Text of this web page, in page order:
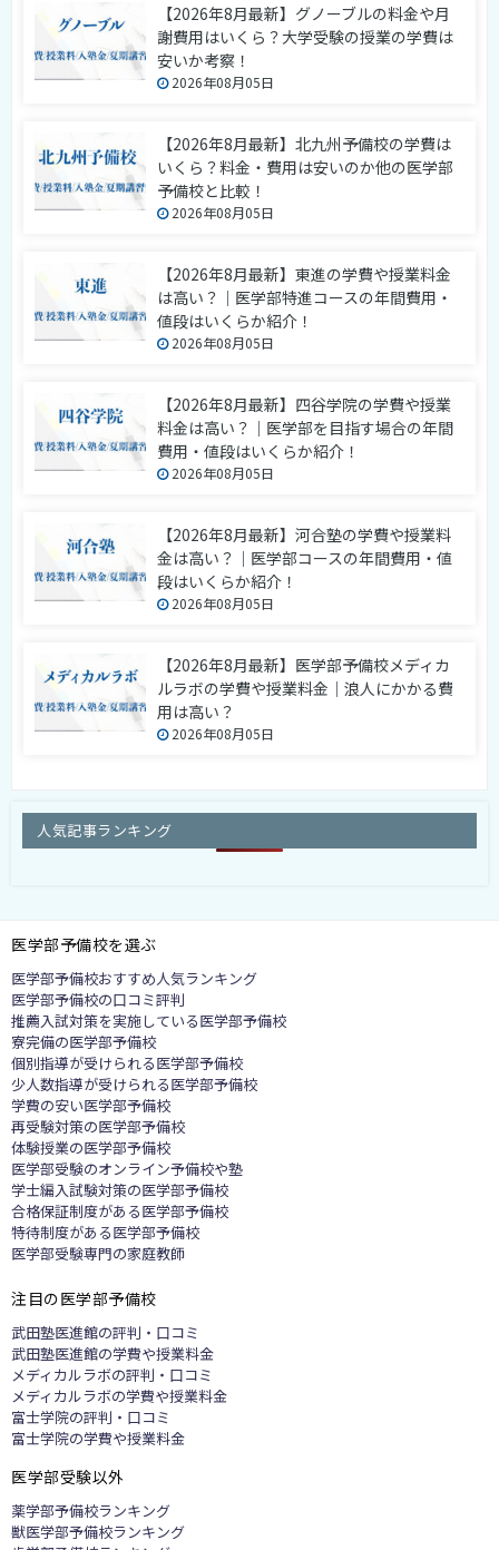
【2026年8月最新】グノーブルの料金や月
謝費用はいくら？大学受験の授業の学費は
安いか考察！
2026年08月05日
【2026年8月最新】北九州予備校の学費は
いくら？料金・費用は安いのか他の医学部
予備校と比較！
2026年08月05日
【2026年8月最新】東進の学費や授業料金
は高い？｜医学部特進コースの年間費用・
値段はいくらか紹介！
2026年08月05日
【2026年8月最新】四谷学院の学費や授業
料金は高い？｜医学部を目指す場合の年間
費用・値段はいくらか紹介！
2026年08月05日
【2026年8月最新】河合塾の学費や授業料
金は高い？｜医学部コースの年間費用・値
段はいくらか紹介！
2026年08月05日
【2026年8月最新】医学部予備校メディカ
ルラボの学費や授業料金｜浪人にかかる費
用は高い？
2026年08月05日
人気記事ランキング
医学部予備校を選ぶ
医学部予備校おすすめ人気ランキング
医学部予備校の口コミ評判
推薦入試対策を実施している医学部予備校
寮完備の医学部予備校
個別指導が受けられる医学部予備校
少人数指導が受けられる医学部予備校
学費の安い医学部予備校
再受験対策の医学部予備校
体験授業の医学部予備校
医学部受験のオンライン予備校や塾
学士編入試験対策の医学部予備校
合格保証制度がある医学部予備校
特待制度がある医学部予備校
医学部受験専門の家庭教師
注目の医学部予備校
武田塾医進館の評判・口コミ
武田塾医進館の学費や授業料金
メディカルラボの評判・口コミ
メディカルラボの学費や授業料金
富士学院の評判・口コミ
富士学院の学費や授業料金
医学部受験以外
​​薬学部予備校ランキング
獣医学部予備校ランキング